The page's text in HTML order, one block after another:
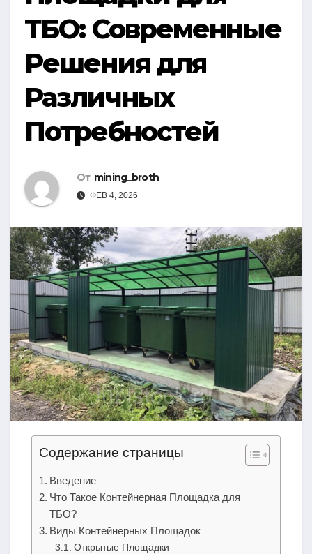
ТБО: Современные
Решения для
Различных
Потребностей
От mining_broth
ФЕВ 4, 2026
Содержание страницы
Введение
Что Такое Контейнерная Площадка для
ТБО?
Виды Контейнерных Площадок
Открытые Площадки